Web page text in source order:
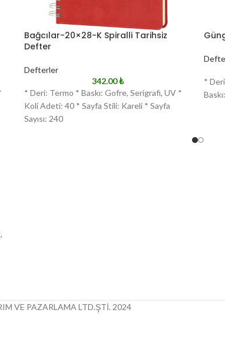
Bağcılar-20×28-K Spiralli Tarihsiz
Defter
Defterler
342.00₺
* Deri: Termo * Baskı: Gofre, Serigrafi, UV *
Koli Adeti: 40 * Sayfa Stili: Kareli * Sayfa
Sayısı: 240
*
VE PAZARLAMA LTD.ŞTİ. 2024